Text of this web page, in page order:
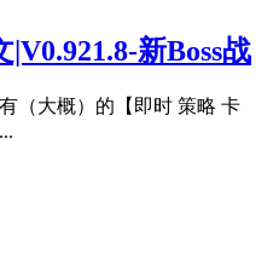
新Boss战
（大概）的【即时 策略 卡